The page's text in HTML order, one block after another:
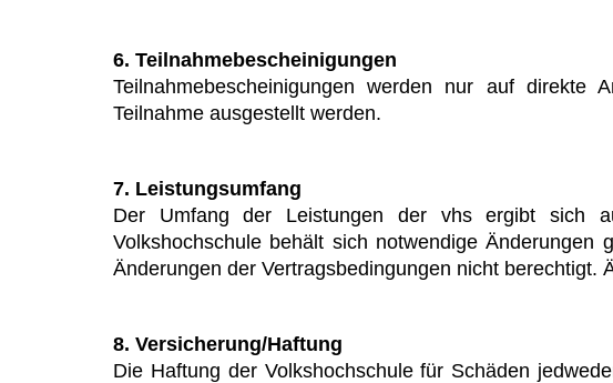
6. Teilnahmebescheinigungen
Teilnahmebescheinigungen werden nur auf direkte
Teilnahme ausgestellt werden.
7. Leistungsumfang
Der Umfang der Leistungen der vhs ergibt sich
Volkshochschule behält sich notwendige
Änderungen der Vertragsbedingungen nicht berechtigt.
8. Versicherung/Haftung
Die Haftung der Volkshochschule für Schäden